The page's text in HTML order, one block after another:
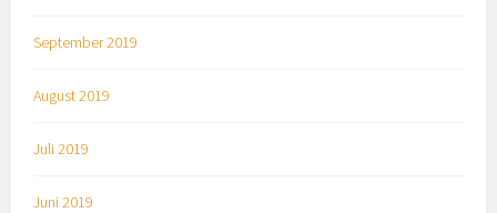
September 2019
August 2019
Juli 2019
Juni 2019